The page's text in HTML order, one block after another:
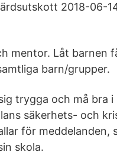
2018-06-
mentor. Låt barnen
barn/grupper.
trygga och må bra
säkerhets- och
för meddelanden,
skola.